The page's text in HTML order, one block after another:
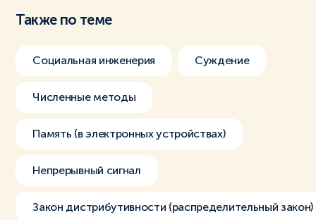
Также по теме
Социальная инженерия Суждение
Численные методы
Память (в электронных устройствах)
Непрерывный сигнал
Закон дистрибутивности (распределительный закон)